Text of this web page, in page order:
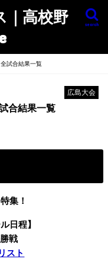
｜高校野
search
全試合結果一覧
広島大会
合結果一覧
集！
日程】
戦
スト